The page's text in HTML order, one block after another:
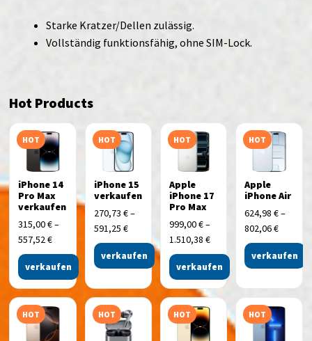
Starke Kratzer/Dellen zulässig.
Vollständig funktionsfähig, ohne SIM-Lock.
Hot Products
HOT
iPhone 14
Pro Max
verkaufen
315,00€–
557,52€
verkaufen
HOT
iPhone 15
verkaufen
270,73 €–
591,25 €
verkaufen
HOT
Apple
iPhone 17
Pro Max
999,00€–
1.510,38 €
verkaufen
HOT
Apple
iPhone Air
624,98€–
802,06€
verkaufen
HOT HOT HOT HOT